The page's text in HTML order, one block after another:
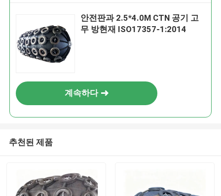
안전판과 2.5*4.0M CTN 공기 고
무 방현재 ISO17357-1:2014
계속하다
추천된 제품